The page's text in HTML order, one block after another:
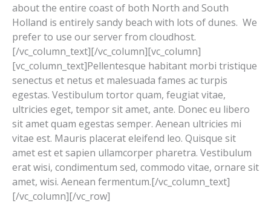
about the entire coast of both North and South
Holland is entirely sandy beach with lots of dunes. We
prefer to use our server from cloudhost.
[/vc_column_text][/vc_column][vc_column]
[vc_column_text]Pellentesque habitant morbi tristique
senectus et netus et malesuada fames ac turpis
egestas. Vestibulum tortor quam, feugiat vitae,
ultricies eget, tempor sit amet, ante. Donec eu libero
sit amet quam egestas semper. Aenean ultricies mi
vitae est. Mauris placerat eleifend leo. Quisque sit
amet est et sapien ullamcorper pharetra. Vestibulum
erat wisi, condimentum sed, commodo vitae, ornare sit
amet, wisi. Aenean fermentum.[/vc_column_text]
[/vc_column][/vc_row]